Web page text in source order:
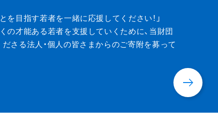
を目指す若者を一緒に応援してください！」
の才能ある若者を支援していくために、当財団
さる法人・個人の皆さまからのご寄附を募って